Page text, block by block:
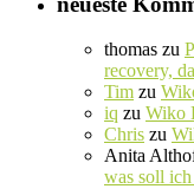
thomas zu
recovery,
Tim zu
iq zu Wiko
Chris zu
Anita
was soll